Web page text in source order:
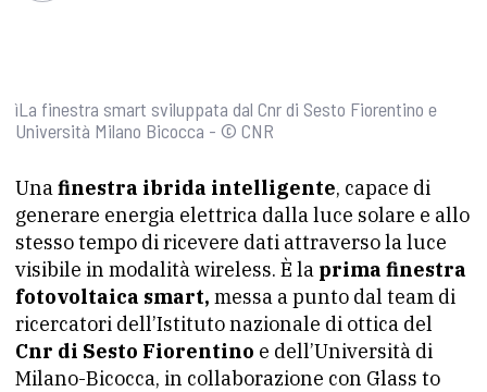
ìLa finestra smart sviluppata dal Cnr di Sesto Fiorentino e
Università Milano Bicocca - © CNR
Unafinestra ibrida intelligente, capace di
generare energia elettrica dalla luce solare e allo
stesso tempo di ricevere dati attraverso la luce
visibile in modalità wireless. È la prima finestra
fotovoltaica smart, messa a punto dal team di
ricercatori dell’Istituto nazionale di ottica del
Cnr di Sesto Fiorentino e dell’Università di
Milano-Bicocca, in collaborazione con Glass to